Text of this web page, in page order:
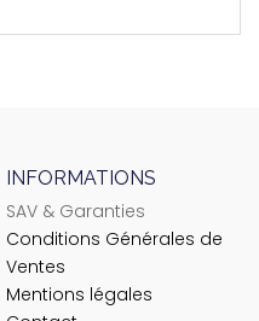
INFORMATIONS
SAV & Garanties
Conditions Générales de
Ventes
Mentions légales